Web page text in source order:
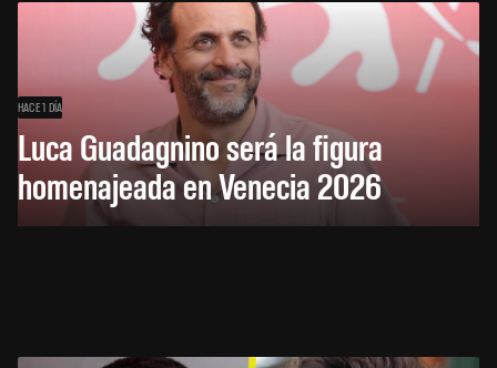
HACE 1 DÍA
Luca Guadagnino será la figura
homenajeada en Venecia 2026